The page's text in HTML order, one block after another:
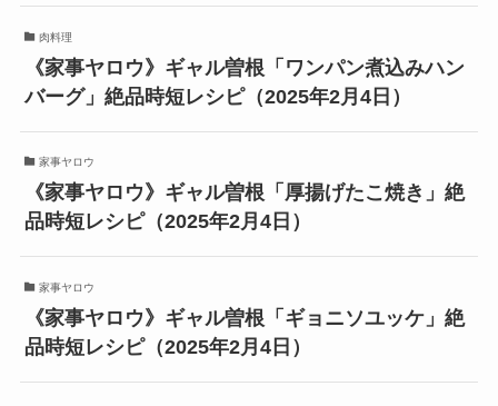
肉料理
《家事ヤロウ》ギャル曽根「ワンパン煮込みハン
バーグ」絶品時短レシピ（2025年2月4日）
家事ヤロウ
《家事ヤロウ》ギャル曽根「厚揚げたこ焼き」絶
品時短レシピ（2025年2月4日）
家事ヤロウ
《家事ヤロウ》ギャル曽根「ギョニソユッケ」絶
品時短レシピ（2025年2月4日）